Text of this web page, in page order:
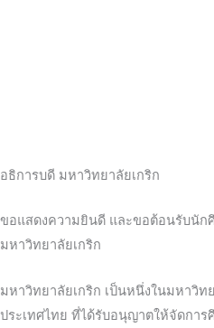
อธิการบดี มหาวิทยาลัยเกริก
ขอแสดงความยินดี และขอต้อนรับนัก
มหาวิทยาลัยเกริก
มหาวิทยาลัยเกริก เป็นหนึ่งในมหาวิ
ประเทศไทย ที่ได้รับอนุญาตให้จัดกา